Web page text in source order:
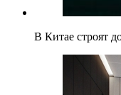
В Китае строят